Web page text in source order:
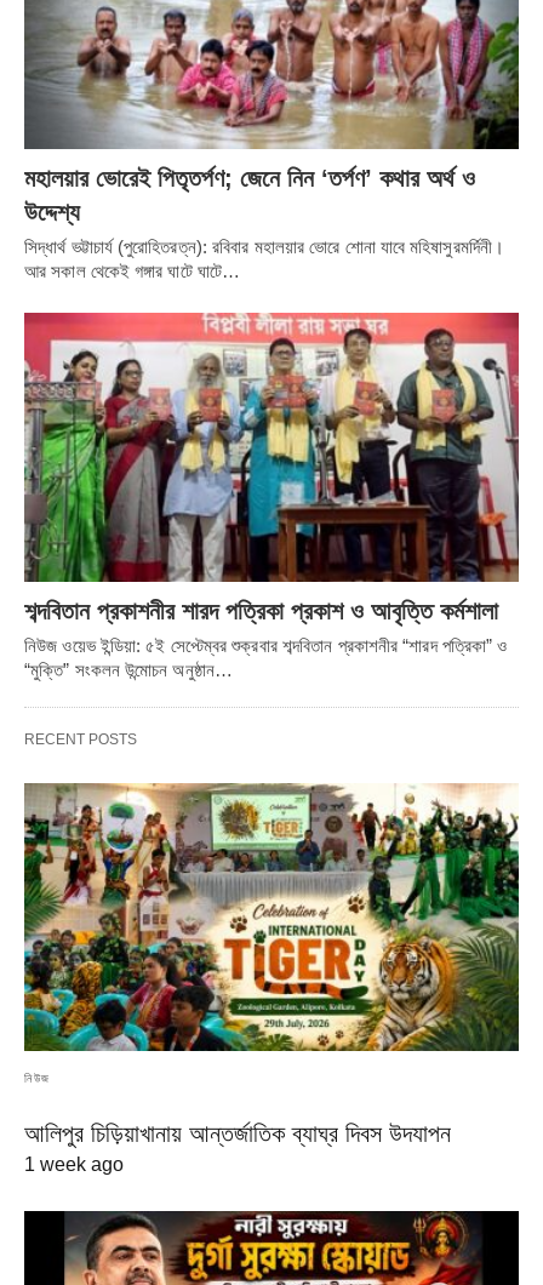
মহালয়ার ভোরেই পিতৃতর্পণ; জেনে নিন ‘তর্পণ’ কথার অর্থ ও
উদ্দেশ্য
সিদ্ধার্থ ভট্টাচার্য (পুরোহিতরত্ন): রবিবার মহালয়ার ভোরে শোনা যাবে মহিষাসুরমর্দিনী।
আর সকাল থেকেই গঙ্গার ঘাটে ঘাটে…
শব্দবিতান প্রকাশনীর শারদ পত্রিকা প্রকাশ ও আবৃত্তি কর্মশালা
নিউজ ওয়েভ ইন্ডিয়া: ৫ই সেপ্টেম্বর শুক্রবার শব্দবিতান প্রকাশনীর “শারদ পত্রিকা” ও
“মুক্তি” সংকলন উন্মোচন অনুষ্ঠান…
RECENT POSTS
নিউজ
আলিপুর চিড়িয়াখানায় আন্তর্জাতিক ব্যাঘ্র দিবস উদযাপন
1 week ago